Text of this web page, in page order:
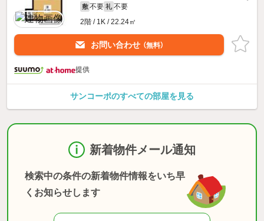
敷 不要 礼 不要
2階 / 1K / 22.24㎡
お問い合わせ （無料）
提供
サンコーポのすべての部屋を見る
新着物件メール通知
検索中の条件の新着物件情報をいち早
くお知らせします